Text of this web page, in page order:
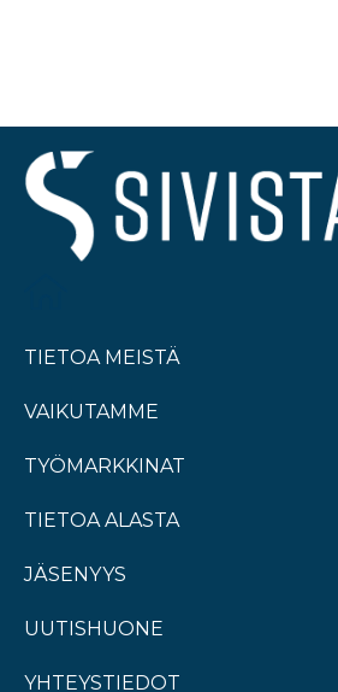
TIETOA MEISTÄ
VAIKUTAMME
TYÖMARKKINAT
TIETOA ALASTA
JÄSENYYS
UUTISHUONE
YHTEYSTIEDOT